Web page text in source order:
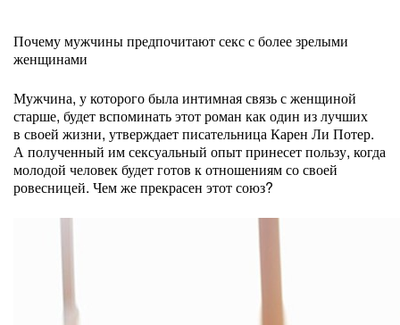
Почему мужчины предпочитают секс с более зрелыми
женщинами
Мужчина, у которого была интимная связь с женщиной
старше, будет вспоминать этот роман как один из лучших
в своей жизни, утверждает писательница Карен Ли Потер.
А полученный им сексуальный опыт принесет пользу, когда
молодой человек будет готов к отношениям со своей
ровесницей. Чем же прекрасен этот союз?